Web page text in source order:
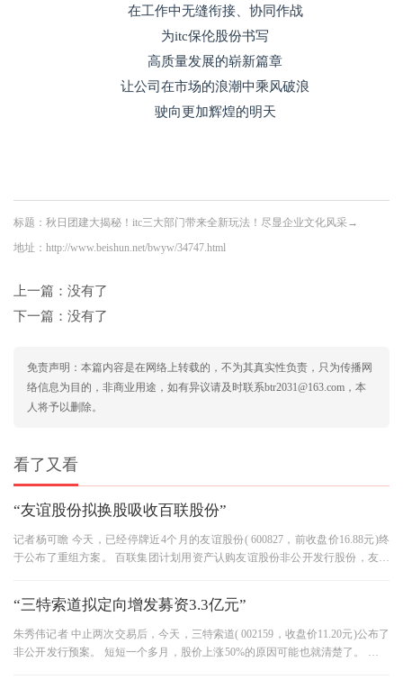
在工作中无缝衔接、协同作战
为itc保伦股份书写
高质量发展的崭新篇章
让公司在市场的浪潮中乘风破浪
驶向更加辉煌的明天
标题：秋日团建大揭秘！itc三大部门带来全新玩法！尽显企业文化风采→
地址：http://www.beishun.net/bwyw/34747.html
上一篇：没有了
下一篇：没有了
免责声明：本篇内容是在网络上转载的，不为其真实性负责，只为传播网
络信息为目的，非商业用途，如有异议请及时联系btr2031@163.com，本
人将予以删除。
看了又看
“友谊股份拟换股吸收百联股份”
记者杨可瞻 今天，已经停牌近4个月的友谊股份( 600827，前收盘价16.88元)终
于公布了重组方案。 百联集团计划用资产认购友谊股份非公开发行股份，友谊
“三特索道拟定向增发募资3.3亿元”
朱秀伟记者 中止两次交易后，今天，三特索道( 002159，收盘价11.20元)公布了
非公开发行预案。 短短一个多月，股价上涨50%的原因可能也就清楚了。 增资